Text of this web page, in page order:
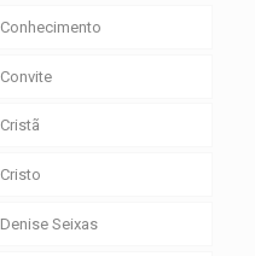
Conhecimento
Convite
Cristã
Cristo
Denise Seixas